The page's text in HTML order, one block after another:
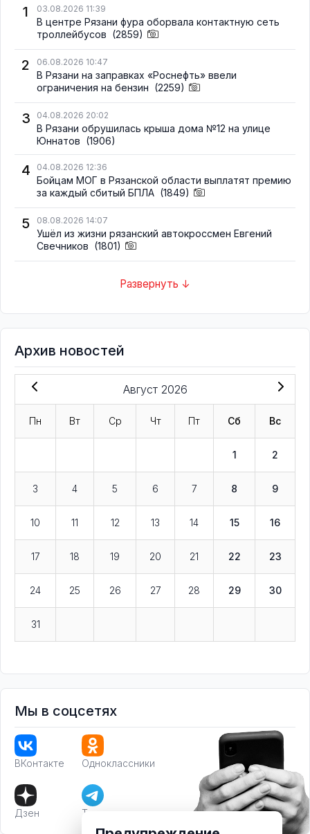
1
03.08.2026 11:39
В центре Рязани фура оборвала контактную сеть
троллейбусов (2859)
2 06.08.2026 10:47
В Рязани на заправках «Роснефть» ввели
ограничения на бензин (2259)
3 04.08.2026 20:02
В Рязани обрушилась крыша дома №12 на улице
Юннатов (1906)
4 04.08.2026 12:36
Бойцам МОГ в Рязанской области выплатят премию
за каждый сбитый БПЛА (1849)
5 08.08.2026 14:07
Ушёл из жизни рязанский автокроссмен Евгений
Свечников (1801)
Развернуть ↓
Архив новостей
Август 2026
Пн Вт Ср Чт Пт Сб Вс
1 2
3 4 5 6 7 8 9
10 11 12 13 14 15 16
17 18 19 20 21 22 23
24 25 26 27 28 29 30
31
Мы в соцсетях
ВКонтакте Одноклассники
Дзен Телеграм